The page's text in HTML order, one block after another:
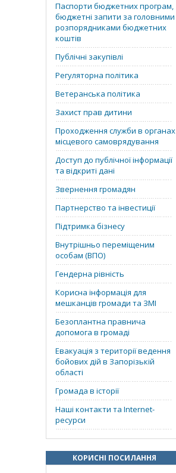
Паспорти бюджетних програм,
бюджетні запити за головними
розпорядниками бюджетних
коштів
Публічні закупівлі
Регуляторна політика
Ветеранська політика
Захист прав дитини
Проходження служби в органах
місцевого самоврядування
Доступ до публічної інформації
та відкриті дані
Звернення громадян
Партнерство та інвестиції
Підтримка бізнесу
Внутрішньо переміщеним
особам (ВПО)
Гендерна рівність
Корисна інформація для
мешканців громади та ЗМІ
Безоплантна правнича
допомога в громаді
Евакуація з території ведення
бойових дій в Запорізькій
області
Громада в історії
Наші контакти та Internet-
ресурси
КОРИСНІ ПОСИЛАННЯ